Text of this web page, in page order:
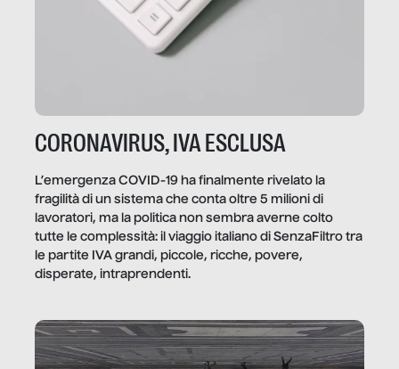
CORONAVIRUS, IVA ESCLUSA
L’emergenza COVID-19 ha finalmente rivelato la
fragilità di un sistema che conta oltre 5 milioni di
lavoratori, ma la politica non sembra averne colto
tutte le complessità: il viaggio italiano di SenzaFiltro tra
le partite IVA grandi, piccole, ricche, povere,
disperate, intraprendenti.